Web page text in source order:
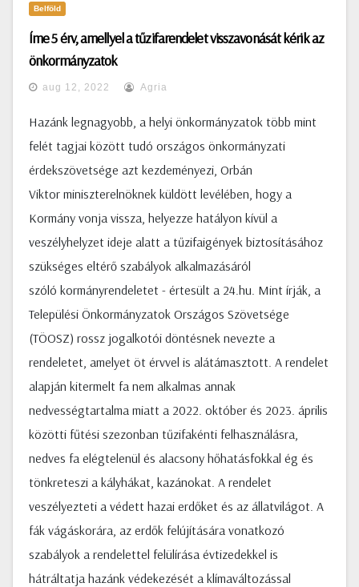
Belföld
Íme 5 érv, amellyel a tűzifarendelet visszavonását kérik az
önkormányzatok
aug 12, 2022 Agria
Hazánk legnagyobb, a helyi önkormányzatok több mint
felét tagjai között tudó országos önkormányzati
érdekszövetsége azt kezdeményezi, Orbán
Viktor miniszterelnöknek küldött levélében, hogy a
Kormány vonja vissza, helyezze hatályon kívül a
veszélyhelyzet ideje alatt a tűzifaigények biztosításához
szükséges eltérő szabályok alkalmazásáról
szóló kormányrendeletet - értesült a 24.hu. Mint írják, a
Települési Önkormányzatok Országos Szövetsége
(TÖOSZ) rossz jogalkotói döntésnek nevezte a
rendeletet, amelyet öt érvvel is alátámasztott. A rendelet
alapján kitermelt fa nem alkalmas annak
nedvességtartalma miatt a 2022. október és 2023. április
közötti fűtési szezonban tűzifakénti felhasználásra,
nedves fa elégtelenül és alacsony hőhatásfokkal ég és
tönkreteszi a kályhákat, kazánokat. A rendelet
veszélyezteti a védett hazai erdőket és az állatvilágot. A
fák vágáskorára, az erdők felújítására vonatkozó
szabályok a rendelettel felülírása évtizedekkel is
hátráltatja hazánk védekezését a klímaváltozással